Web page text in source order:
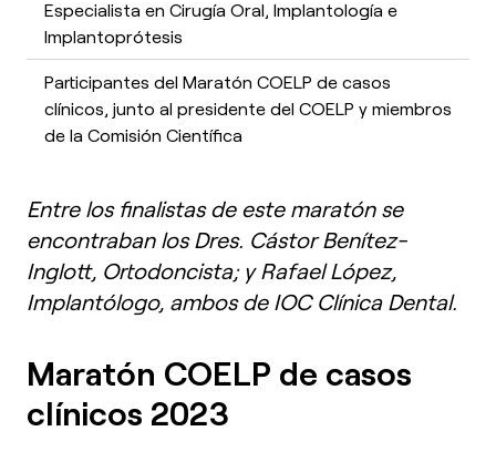
Especialista en Cirugía Oral, Implantología e
Implantoprótesis
Participantes del Maratón COELP de casos
clínicos, junto al presidente del COELP y miembros
de la Comisión Científica
Entre los finalistas de este maratón se
encontraban los Dres. Cástor Benítez-
Inglott, Ortodoncista; y Rafael López,
Implantólogo, ambos de IOC Clínica Dental.
Maratón COELP de casos
clínicos 2023